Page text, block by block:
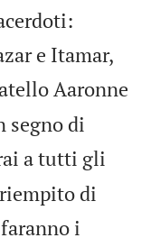
e Itamar,
Aaronne
segno di
a tutti gli
di
i